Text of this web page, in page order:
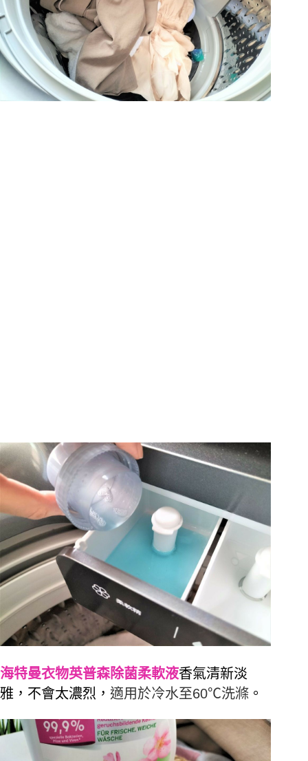
海特曼衣物英普森除菌柔軟液香氣清新淡
雅，不會太濃烈， 適用於冷水至60℃洗滌 。